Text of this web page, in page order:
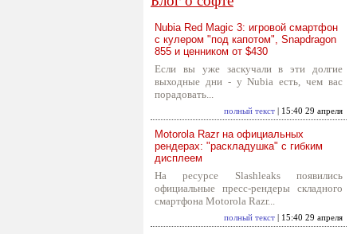
Nubia Red Magic 3: игровой смартфон
с кулером "под капотом", Snapdragon
855 и ценником от $430
Если вы уже заскучали в эти долгие
выходные дни - у Nubia есть, чем вас
порадовать...
полный текст | 15:40 29 апреля
Motorola Razr на официальных
рендерах: "раскладушка" с гибким
дисплеем
На ресурсе Slashleaks появились
официальные пресс-рендеры складного
смартфона Motorola Razr...
полный текст | 15:40 29 апреля